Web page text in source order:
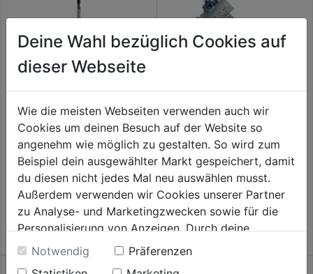
Schalungsbohrer 12,0mm
SDS+ L 400mm
0.0 (0)
0.0
49,99€
Hobby-Zentrumbohrer DM 15-
0.0 (0)
0.0
57,99€
Deine Wahl bezüglich Cookies auf
dieser Webseite
Wie die meisten Webseiten verwenden auch wir
Cookies um deinen Besuch auf der Website so
angenehm wie möglich zu gestalten. So wird zum
Beispiel dein ausgewählter Markt gespeichert, damit
du diesen nicht jedes Mal neu auswählen musst.
Außerdem verwenden wir Cookies unserer Partner
zu Analyse- und Marketingzwecken sowie für die
Personalisierung von Anzeigen. Durch deine
Einwilligung werden die Daten von Drittanbieter,
unter anderem auch in den USA, verarbeitet.
Notwendig
Präferenzen